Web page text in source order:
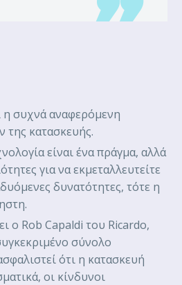
η συχνά αναφερόμενη
της κατασκευής.
είναι ένα πράγμα, αλλά
για να εκμεταλλευτείτε
δυνατότητες, τότε η
ο Rob Capaldi του Ricardo,
σύνολο
ότι η κατασκευή
οι κίνδυνοι